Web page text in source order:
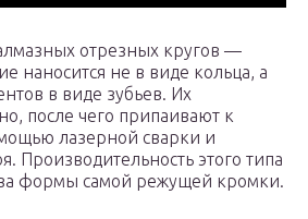
отрезных кругов —
наносится не в виде кольца, а
в виде зубьев. Их
после чего припаивают к
лазерной сварки и
Производительность этого типа
формы самой режущей кромки.